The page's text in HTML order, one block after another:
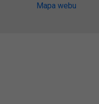
Mapa webu